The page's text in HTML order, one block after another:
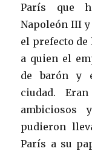
París que
Napoleón III y
el prefecto de
a quien el
de barón y
ciudad.
ambiciosos
pudieron
París a su